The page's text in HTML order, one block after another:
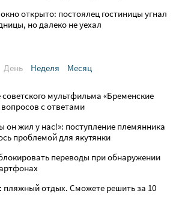
открыто: постоялец гостиницы угнал
но далеко не уехал
День
Неделя Месяц
советского мультфильма «Бременские
с ответами
он жил у нас!»: поступление племянника
проблемой для якутянки
переводы при обнаружении
пляжный отдых. Сможете решить за 10